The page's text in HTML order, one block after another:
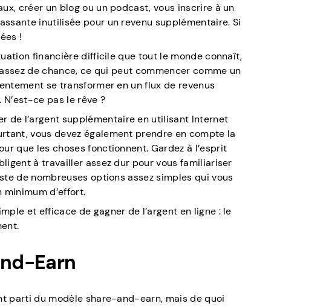
créer un blog ou un podcast, vous inscrire à un
inutilisée pour un revenu supplémentaire. Si
!
financière difficile que tout le monde connaît,
de chance, ce qui peut commencer comme un
se transformer en un flux de revenus
ce pas le rêve ?
de l’argent supplémentaire en utilisant Internet
vous devez également prendre en compte la
que les choses fonctionnent. Gardez à l’esprit
à travailler assez dur pour vous familiariser
de nombreuses options assez simples qui vous
d’effort.
et efficace de gagner de l’argent en ligne : le
Earn
parti du modèle share-and-earn, mais de quoi